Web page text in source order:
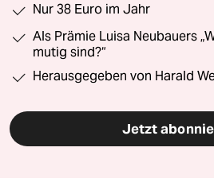
Nur 38 Euro im Jahr
Als Prämie Luisa Neubauers
mutig sind?“
Herausgegeben von Harald
Jetzt